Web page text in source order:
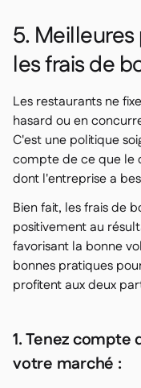
5.
les frais de
Les restaurants ne
hasard ou en
C'est une politique
compte de ce que le
dont l'entreprise a
Bien fait, les frais de
positivement au
favorisant la bonne
bonnes pratiques
profitent aux deux
1. Tenez
votre marché :